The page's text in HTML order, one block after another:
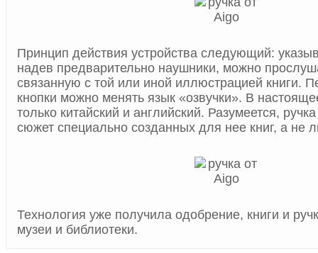
Принцип действия устройства следующий:
надев предварительно наушники, можно
связанную с той или иной иллюстрацией книги.
кнопки можно менять язык «озвучки». В
только китайский и английский. Разумеется,
сюжет специально созданных для нее книг, а не
Технология уже получила одобрение, книги и
музеи и библиотеки.